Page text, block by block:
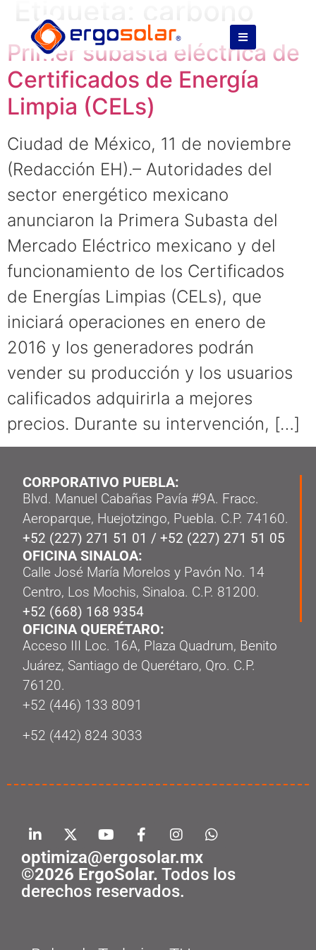
Etiqueta:
Primer subasta eléctrica de
Certificados de Energía
Limpia (CELs)
Ciudad de México, 11 de noviembre
(Redacción EH).– Autoridades del
sector energético mexicano
anunciaron la Primera Subasta del
Mercado Eléctrico mexicano y del
funcionamiento de los Certificados
de Energías Limpias (CELs), que
iniciará operaciones en enero de
2016 y los generadores podrán
vender su producción y los usuarios
calificados adquirirla a mejores
precios. Durante su intervención, […]
CORPORATIVO PUEBLA:
Blvd. Manuel Cabañas Pavía #9A. Fracc.
Aeroparque, Huejotzingo, Puebla. C.P. 74160.
+52 (227) 271 51 01 / +52 (227) 271 51 05
OFICINA SINALOA:
Calle José María Morelos y Pavón No. 14
Centro, Los Mochis, Sinaloa. C.P. 81200.
+52 (668) 168 9354
OFICINA QUERÉTARO:
Acceso III Loc. 16A, Plaza Quadrum, Benito
Juárez, Santiago de Querétaro, Qro. C.P.
76120.
‭+52 (446) 133 8091‬
+52 (442) 824 3033
optimiza@ergosolar.mx
©2026 ErgoSolar. Todos los
derechos reservados.